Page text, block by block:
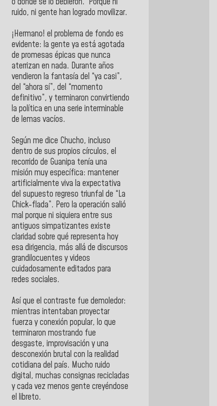
ruido, ni gente han logrado movilizar.
¡Hermano! el problema de fondo es
evidente: la gente ya está agotada
de promesas épicas que nunca
aterrizan en nada. Durante años
vendieron la fantasía del “ya casi”,
del “ahora sí”, del “momento
definitivo”, y terminaron convirtiendo
la política en una serie interminable
de lemas vacíos.
Según me dice Chucho, incluso
dentro de sus propios círculos, el
recorrido de Guanipa tenía una
misión muy específica: mantener
artificialmente viva la expectativa
del supuesto regreso triunfal de “La
Chick-flada”. Pero la operación salió
mal porque ni siquiera entre sus
antiguos simpatizantes existe
claridad sobre qué representa hoy
esa dirigencia, más allá de discursos
grandilocuentes y videos
cuidadosamente editados para
redes sociales.
Así que el contraste fue demoledor:
mientras intentaban proyectar
fuerza y conexión popular, lo que
terminaron mostrando fue
desgaste, improvisación y una
desconexión brutal con la realidad
cotidiana del país. Mucho ruido
digital, muchas consignas recicladas
y cada vez menos gente creyéndose
el libreto.